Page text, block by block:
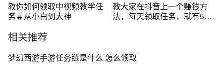
教你如何领取中视频教学任
务＃从小白到大神
教大家在抖音上一个赚钱方
法，每天领取任务，就有50
相关推荐
梦幻西游手游任务链是什么 怎么领取